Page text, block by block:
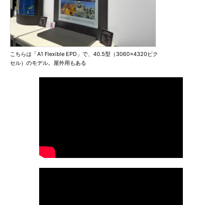
こちらは「A1 Flexible EPD」で、40.5型（3060×4320ピク
セル）のモデル。屋外用もある